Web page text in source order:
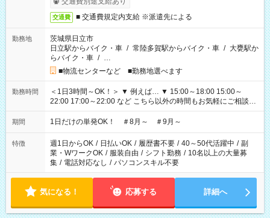
交通費 ■ 交通費規定内支給 ※派遣先による
勤務地
茨城県日立市
日立駅からバイク・車 / 常陸多賀駅からバイク・車 / 大甕駅か
らバイク・車 / …
■物流センターなど ■勤務地選べます
勤務時間
＜1日3時間～OK！＞ ▼ 例えば… ▼ 15:00～18:00 15:00～
22:00 17:00～22:00 など こちら以外の時間もお気軽にご相談く
ださい！
期間 1日だけの単発OK！ ＃8月～ ＃9月～
特徴 週1日からOK / 日払いOK / 履歴書不要 / 40～50代活躍中 / 副
業・WワークOK / 服装自由 / シフト勤務 / 10名以上の大量募
集 / 電話対応なし / パソコンスキル不要
気になる！ 応募する 詳細へ